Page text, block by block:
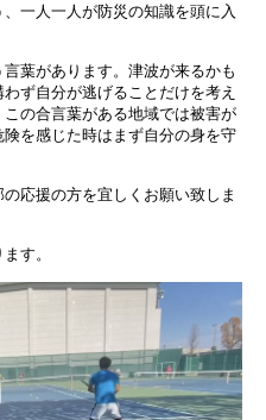
一人一人が防災の知識を頭に入
葉があります。津波が来るかも
ず自分が逃げることだけを考え
の合言葉がある地域では被害が
を感じた時はまず自分の身を守
応援の方を宜しくお願い致しま
す。